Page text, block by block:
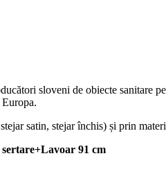
sloveni de obiecte sanitare
satin, stejar închis) și prin
91 cm